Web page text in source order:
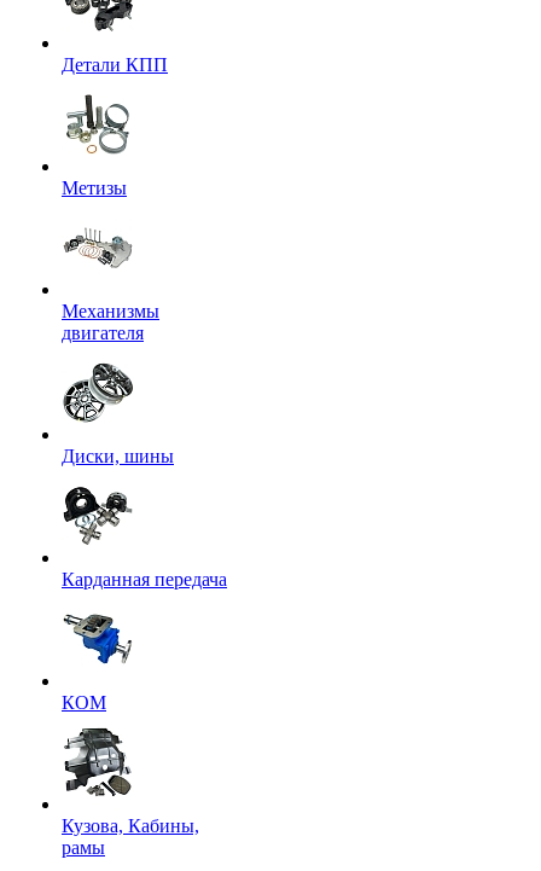
Детали КПП
Метизы
Механизмы
двигателя
Диски, шины
Карданная передача
КОМ
Кузова, Кабины,
рамы